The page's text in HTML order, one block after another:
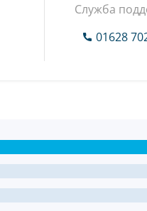
Служба
01628